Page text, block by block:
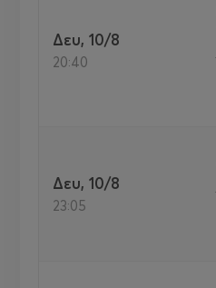
Δευ, 10/8
20:40
Δευ, 10/8
23:05